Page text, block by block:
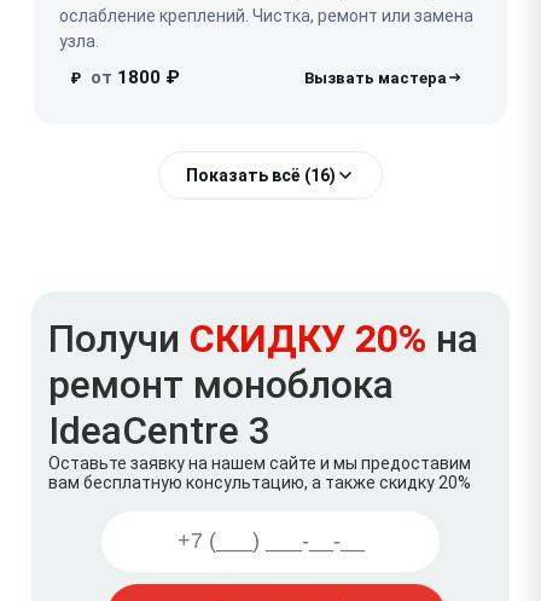
ослабление креплений. Чистка, ремонт или замена
узла.
₽ от 1800 ₽
Показать всё (16)
Получи СКИДКУ 20% на
ремонт моноблока
IdeaCentre 3
Оставьте заявку на нашем сайте и мы предоставим
вам бесплатную консультацию, а также скидку 20%